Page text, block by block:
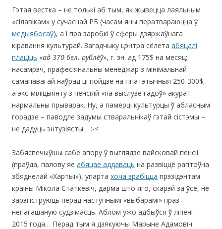
Гэтая вестка – не толькі аб тым, як жывецца лаяльным
«сілавікам» у сучаснай РБ (часам яны ператвараюцца ў
медыябосаў), а і пра заробкі ў сферы дзяржаўнага
кіравання культурай. Загадчыку цэнтра сёлета абяцалі
плаціць «ад 370 бел. рублёў», г. зн. ад 175$ на месяц;
насамрэч, прафесіянальны менеджар з мінімальнай
самапавагай наўрад ці пойдзе на гіпатэтычныя 250-300$,
а экс-міліцыянту з пенсіяй «па выслузе гадоў» акурат
нармальны прыварак. Ну, а памерці культурцы ў абласным
горадзе – паводле задумы стваральнікаў гэтай сістэмы –
не дадуць энтузіясты… :-<
Забяспечыўшы сабе апору ў выглядзе вайсковай пенсіі
(праўда, палову яе абяцае аддаваць на развіццё раптоўна
збяднелай «Хартыі»), упарта хоча зрабіцца прэзідэнтам
краіны Мікола Статкевіч, дарма што яго, скарэй за ўсё, не
зарэгіструюць перад наступнымі «выбарамі» праз
непагашаную судзімасць. Аблом ужо адбыўся ў ліпені
2015 года… Перад тым я дзякуючы Марыне Адамовіч